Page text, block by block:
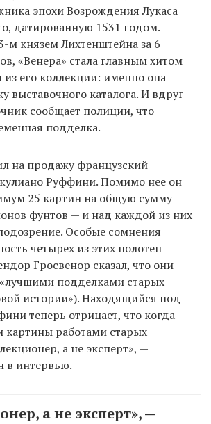
эпохи Возрождения Лукаса
датированную 1531 годом.
м князем Лихтенштейна за 6
«Венера» стала главным хитом
из его коллекции: именно она
выставочного каталога. И вдруг
сообщает полиции, что
подделка.
на продажу французский
Руффини. Помимо нее он
25 картин на общую сумму
фунтов — и над каждой из них
Особые сомнения
четырех из этих полотен
Гросвенор сказал, что они
«лучшими подделками старых
истории»). Находящийся под
теперь отрицает, что когда-
картины работами старых
а не эксперт», —
в интервью.
а не эксперт», —